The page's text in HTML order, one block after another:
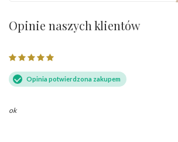
Opinie naszych klientów
Opinia potwierdzona zakupem
ok